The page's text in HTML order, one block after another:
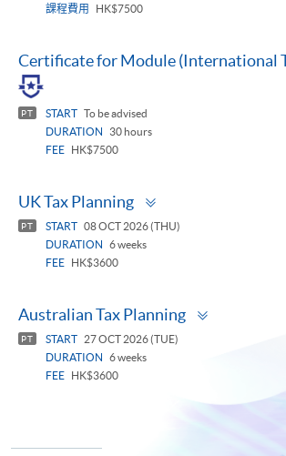
課程費用
HK$7500
Certificate for Module (International
PT START To be advised
DURATION
30 hours
FEE
HK$7500
UK Tax Planning
PT START 08 OCT 2026 (THU)
DURATION
6 weeks
FEE
HK$3600
Australian Tax Planning
PT START
27 OCT 2026 (TUE)
DURATION
6 weeks
FEE
HK$3600